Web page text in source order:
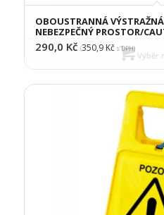
OBOUSTRANNÁ
NEBEZPEČNÝ PROSTOR/
290,0 Kč (350,9Kčs DPH)
Výběr